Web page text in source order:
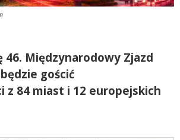
46. Międzynarodowy Zjazd
gościć
z 84 miast i 12 europejskich